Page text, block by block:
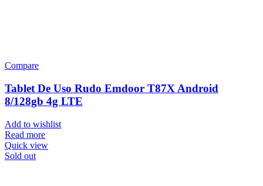
Compare
Tablet De Uso Rudo Emdoor T87X Android
8/128gb 4g LTE
Add to wishlist
Read more
Quick view
Sold out